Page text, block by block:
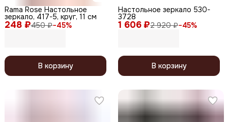
248 ₽450 ₽−45%
Rama Rose Настольное
зеркало, 417-5, круг, 11 см
В корзину
1 606 ₽2 920 ₽−45%
Настольное зеркало 530-
3728
В корзину